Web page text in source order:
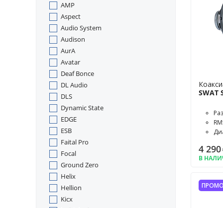
AMP
Aspect
Audio System
Audison
AurA
Avatar
Deaf Bonce
DL Audio
DLS
Dynamic State
EDGE
ESB
Faital Pro
Focal
Ground Zero
Helix
Hellion
Kicx
SWAT
4 290
В